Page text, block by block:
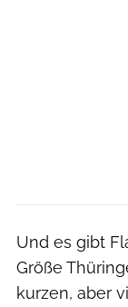
Und es gibt
Größe
kurzen, aber